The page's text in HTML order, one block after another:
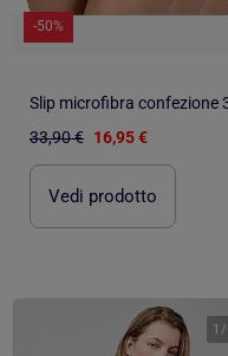
-50%
33,90 € 16,95 €
Vedi prodotto
1 /